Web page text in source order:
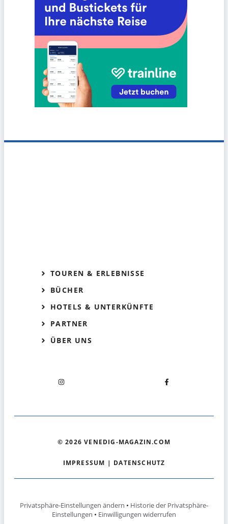
TOUREN & ERLEBNISSE
BÜCHER
HOTELS & UNTERKÜNFTE
PARTNER
ÜBER UNS
© 2026 VENEDIG-MAGAZIN.COM
IMPRESSUM | DATENSCHUTZ
Privatsphäre-Einstellungen ändern • Historie der Privatsphäre-
Einstellungen • Einwilligungen widerrufen